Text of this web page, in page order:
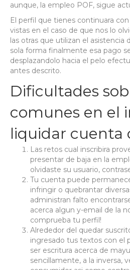
aunque, la empleo POF, sigue
El perfil que tienes continuara
vistas en el caso de que nos lo
las otras que utilizan el asistencia
sola forma finalmente esa pago
desplazandolo hacia el pelo
antes descrito.
Dificultades
comunes en el
liquidar cuenta
Las retos cual inscribira
presentar de baja en la
olvidaste su usuario,
Tu cuenta puede
infringir o quebrantar
administran falto
acerca algun y-email de la
comprueba tu perfil!
Alrededor del quedar
ingresado tus textos con el
ser escritura acerca de
sencillamente, a la inversa,